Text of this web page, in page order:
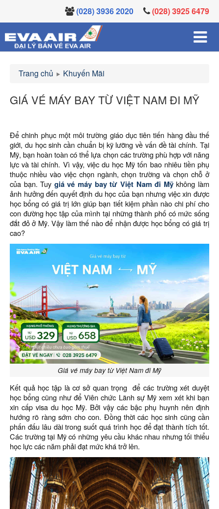
(028) 3936 2020 (028) 3925 6479
Trang chủ Khuyến Mãi
GIÁ VÉ MÁY BAY TỪ VIỆT NAM ĐI MỸ
Để chinh phục một môi trường giáo dục tiên tiến hàng đầu thế
giới, du học sinh cần chuẩn bị kỹ lưỡng về vấn đề tài chính. Tại
Mỹ, bạn hoàn toàn có thể lựa chọn các trường phù hợp với năng
lực và tài chính. Vì vậy, việc du học Mỹ tốn bao nhiêu tiền phụ
thuộc nhiều vào việc chọn ngành, chọn trường và chọn chỗ ở
của bạn. Tuy giá vé máy bay từ Việt Nam đi Mỹkhông làm
ảnh hưởng đến quyết định du học của bạn nhưng việc xin được
học bổng có giá trị lớn giúp bạn tiết kiệm phần nào chi phí cho
con đường học tập của mình tại những thành phố có mức sống
đắt đỏ ở Mỹ. Vậy làm thế nào để nhận được học bổng có giá trị
cao?
Giá vé máy bay từ Việt Nam đi Mỹ
Kết quả học tập là cơ sở quan trọng để các trường xét duyệt
học bổng cũng như để Viên chức Lãnh sự Mỹ xem xét khi bạn
xin cấp visa du học Mỹ. Bởi vậy các bậc phụ huynh nên định
hướng rõ ràng sớm cho con. Đồng thời các học sinh cũng cần
phấn đấu lâu dài trong suốt quá trình học để đạt thành tích tốt.
Các trường tại Mỹ có những yêu cầu khác nhau nhưng tối thiểu
học lực các năm phải đạt mức khá trở lên.